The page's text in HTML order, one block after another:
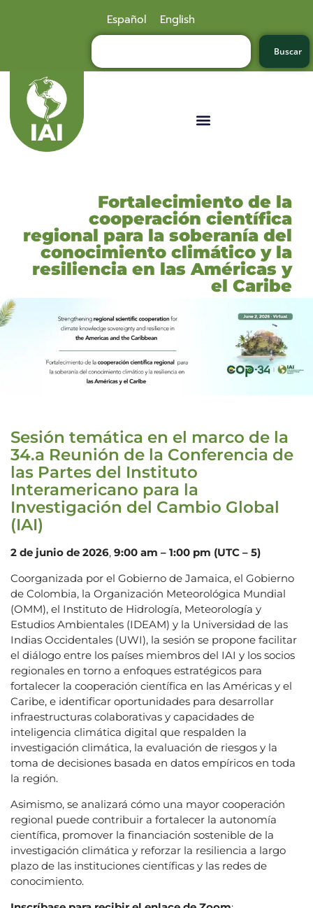
Español English
Buscar
Fortalecimiento de la
cooperación científica
regional para la soberanía del
conocimiento climático y la
resiliencia en las Américas y
el Caribe
Sesión temática en el marco de la
34.a Reunión de la Conferencia de
las Partes del Instituto
Interamericano para la
Investigación del Cambio Global
(IAI)
2 de junio de 2026, 9:00 am – 1:00 pm (UTC – 5)
Coorganizada por el Gobierno de Jamaica, el Gobierno
de Colombia, la Organización Meteorológica Mundial
(OMM), el Instituto de Hidrología, Meteorología y
Estudios Ambientales (IDEAM) y la Universidad de las
Indias Occidentales (UWI), la sesión se propone facilitar
el diálogo entre los países miembros del IAI y los socios
regionales en torno a enfoques estratégicos para
fortalecer la cooperación científica en las Américas y el
Caribe, e identificar oportunidades para desarrollar
infraestructuras colaborativas y capacidades de
inteligencia climática digital que respalden la
investigación climática, la evaluación de riesgos y la
toma de decisiones basada en datos empíricos en toda
la región.
Asimismo, se analizará cómo una mayor cooperación
regional puede contribuir a fortalecer la autonomía
científica, promover la financiación sostenible de la
investigación climática y reforzar la resiliencia a largo
plazo de las instituciones científicas y las redes de
conocimiento.